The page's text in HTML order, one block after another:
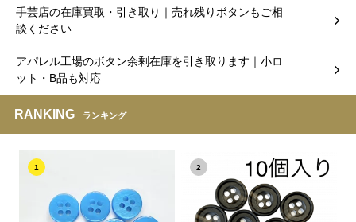
手芸店の在庫買取・引き取り｜売れ残りボタンもご相
談ください
アパレル工場のボタン余剰在庫を引き取ります｜小ロ
ット・B品も対応
RANKING ランキング
1 2